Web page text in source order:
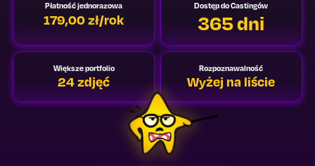
Płatność jednorazowa
179,00 zł/rok
Dostęp do Castingów
365 dni
Większe portfolio
24 zdjęć
Rozpoznawalność
Wyżej na liście